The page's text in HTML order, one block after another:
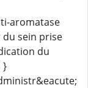
aromatase
sein prise
du
}